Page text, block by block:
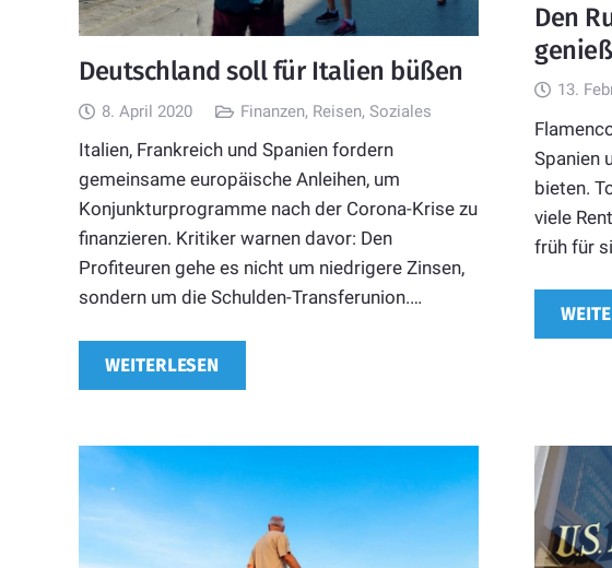
Deutschland soll für Italien büßen
8. April 2020 Finanzen, Reisen, Soziales
Italien, Frankreich und Spanien fordern
gemeinsame europäische Anleihen, um
Konjunkturprogramme nach der Corona-Krise zu
finanzieren. Kritiker warnen davor: Den
Profiteuren gehe es nicht um niedrigere Zinsen,
sondern um die Schulden-Transferunion.…
WEITERLESEN
Den
13.
Spanien
bieten.
viele
früh für